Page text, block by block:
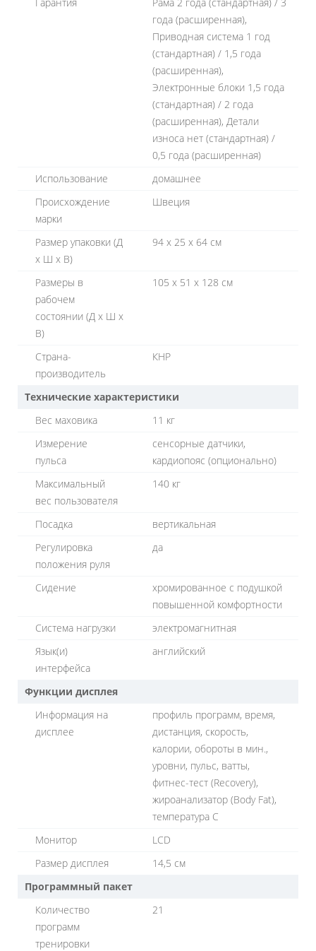
года (расширенная),
Приводная система 1 год
(стандартная) / 1,5 года
(расширенная),
Электронные блоки 1,5 года
(стандартная) / 2 года
(расширенная), Детали
износа нет (стандартная) /
0,5 года (расширенная)
Использование
домашнее
Происхождение
марки
Швеция
Размер упаковки (Д
х Ш х В)
94 x 25 x 64 см
Размеры в
рабочем
состоянии (Д х Ш х
В)
105 x 51 x 128 см
Страна-
производитель
КНР
Технические характеристики
Вес маховика
11 кг
Измерение
пульса
сенсорные датчики,
кардиопояс (опционально)
Максимальный
вес пользователя
140 кг
Посадка
вертикальная
Регулировка
положения руля
да
Сидение
хромированное с подушкой
повышенной комфортности
Система нагрузки
электромагнитная
Язык(и)
интерфейса
английский
Функции дисплея
Информация на
дисплее
профиль программ, время,
дистанция, скорость,
калории, обороты в мин.,
уровни, пульс, ватты,
фитнес-тест (Recovery),
жироанализатор (Body Fat),
температура С
Монитор
LСD
Размер дисплея
14,5 см
Программный пакет
Количество
программ
тренировки
21